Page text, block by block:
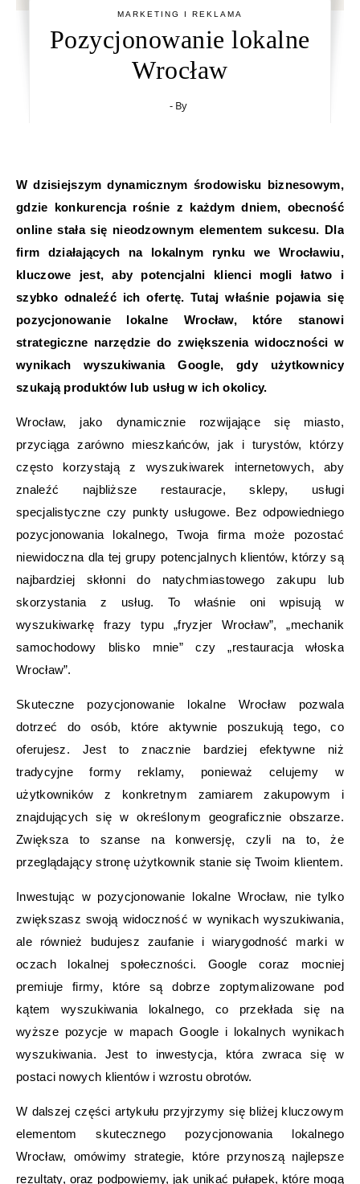
MARKETING I REKLAMA
Pozycjonowanie lokalne
Wrocław
- By
W dzisiejszym dynamicznym środowisku biznesowym,
gdzie konkurencja rośnie z każdym dniem, obecność
online stała się nieodzownym elementem sukcesu. Dla
firm działających na lokalnym rynku we Wrocławiu,
kluczowe jest, aby potencjalni klienci mogli łatwo i
szybko odnaleźć ich ofertę. Tutaj właśnie pojawia się
pozycjonowanie lokalne Wrocław, które stanowi
strategiczne narzędzie do zwiększenia widoczności w
wynikach wyszukiwania Google, gdy użytkownicy
szukają produktów lub usług w ich okolicy.
Wrocław, jako dynamicznie rozwijające się miasto,
przyciąga zarówno mieszkańców, jak i turystów, którzy
często korzystają z wyszukiwarek internetowych, aby
znaleźć najbliższe restauracje, sklepy, usługi
specjalistyczne czy punkty usługowe. Bez odpowiedniego
pozycjonowania lokalnego, Twoja firma może pozostać
niewidoczna dla tej grupy potencjalnych klientów, którzy są
najbardziej skłonni do natychmiastowego zakupu lub
skorzystania z usług. To właśnie oni wpisują w
wyszukiwarkę frazy typu „fryzjer Wrocław”, „mechanik
samochodowy blisko mnie” czy „restauracja włoska
Wrocław”.
Skuteczne pozycjonowanie lokalne Wrocław pozwala
dotrzeć do osób, które aktywnie poszukują tego, co
oferujesz. Jest to znacznie bardziej efektywne niż
tradycyjne formy reklamy, ponieważ celujemy w
użytkowników z konkretnym zamiarem zakupowym i
znajdujących się w określonym geograficznie obszarze.
Zwiększa to szanse na konwersję, czyli na to, że
przeglądający stronę użytkownik stanie się Twoim klientem.
Inwestując w pozycjonowanie lokalne Wrocław, nie tylko
zwiększasz swoją widoczność w wynikach wyszukiwania,
ale również budujesz zaufanie i wiarygodność marki w
oczach lokalnej społeczności. Google coraz mocniej
premiuje firmy, które są dobrze zoptymalizowane pod
kątem wyszukiwania lokalnego, co przekłada się na
wyższe pozycje w mapach Google i lokalnych wynikach
wyszukiwania. Jest to inwestycja, która zwraca się w
postaci nowych klientów i wzrostu obrotów.
W dalszej części artykułu przyjrzymy się bliżej kluczowym
elementom skutecznego pozycjonowania lokalnego
Wrocław, omówimy strategie, które przynoszą najlepsze
rezultaty, oraz podpowiemy, jak unikać pułapek, które mogą